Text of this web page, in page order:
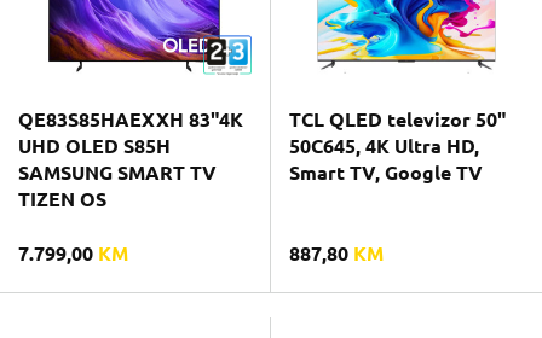
QE83S85HAEXXH 83"4K
UHD OLED S85H
SAMSUNG SMART TV
TIZEN OS
7.799,00 KM
TCL QLED televizor 50"
50C645, 4K Ultra HD,
Smart TV, Google TV
887,80 KM